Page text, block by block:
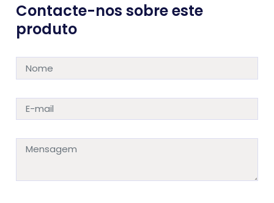
Contacte-nos sobre este
produto